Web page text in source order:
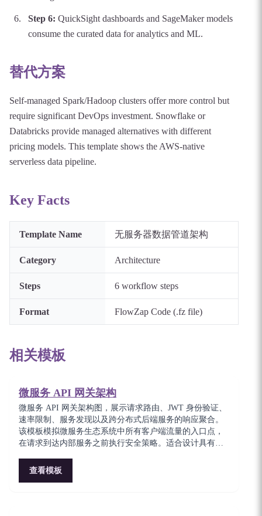
Step 6: QuickSight dashboards and SageMaker models
consume the curated data for analytics and ML.
替代方案
Self-managed Spark/Hadoop clusters offer more control but
require significant DevOps investment. Snowflake or
Databricks provide managed alternatives with different
pricing models. This template shows the AWS-native
serverless data pipeline.
Key Facts
Template Name 无服务器数据管道架构
Category Architecture
Steps 6 workflow steps
Format FlowZap Code (.fz file)
相关模板
微服务 API 网关架构
微服务 API 网关架构图，展示请求路由、JWT 身份验证、
速率限制、服务发现以及跨分布式后端服务的响应聚合。
该模板模拟微服务生态系统中所有客户端流量的入口点，
在请求到达内部服务之前执行安全策略。适合设计具有集
查看模板